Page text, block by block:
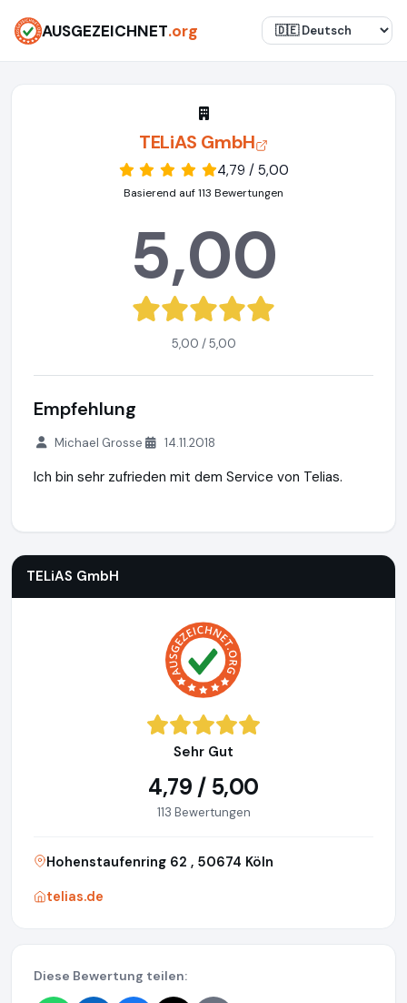
AUSGEZEICHNET.org
TELiAS GmbH
4,79 / 5,00
Basierend auf 113 Bewertungen
5,00
5,00 / 5,00
Empfehlung
Michael Grosse 14.11.2018
Ich bin sehr zufrieden mit dem Service von Telias.
TELiAS GmbH
Sehr Gut
4,79 / 5,00
113 Bewertungen
Hohenstaufenring 62 , 50674 Köln
telias.de
Diese Bewertung teilen: